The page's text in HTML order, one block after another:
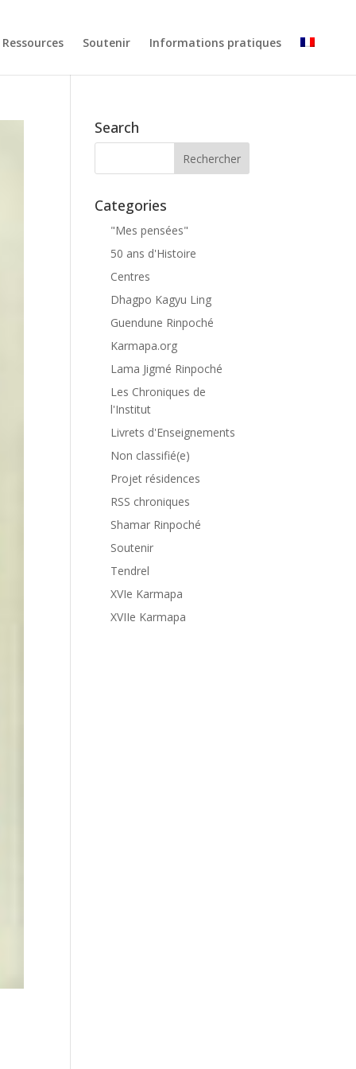
Ressources Soutenir Informations pratiques
Search
Categories
"Mes pensées"
50 ans d'Histoire
Centres
Dhagpo Kagyu Ling
Guendune Rinpoché
Karmapa.org
Lama Jigmé Rinpoché
Les Chroniques de
l'Institut
Livrets d'Enseignements
Non classifié(e)
Projet résidences
RSS chroniques
Shamar Rinpoché
Soutenir
Tendrel
XVIe Karmapa
XVIIe Karmapa